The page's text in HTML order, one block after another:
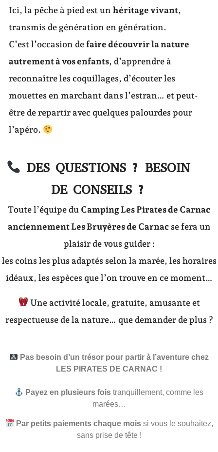
Ici, la pêche à pied est un héritage vivant,
transmis de génération en génération.
C’est l’occasion defaire découvrir la nature
autrement à vos enfants, d’apprendre à
reconnaître les coquillages, d’écouter les
mouettes en marchant dans l’estran… et peut-
être de repartir avec quelques palourdes pour
l’apéro.
DES QUESTIONS ? BESOIN
DE CONSEILS ?
Toute l’équipe du Camping Les Pirates de Carnac
anciennement Les Bruyères de Carnacse fera un
plaisir de vous guider :
les coins les plus adaptés selon la marée, les horaires
idéaux, les espèces que l’on trouve en ce moment…
Une activité locale, gratuite, amusante et
respectueuse de la nature… que demander de plus ?
Pas besoin d’un trésor pour partir à l’aventure chez
LES PIRATES DE CARNAC !
Payez en plusieurs fois tranquillement, comme les
marées…
Par petits paiements chaque moissi vous le souhaitez,
sans prise de tête !